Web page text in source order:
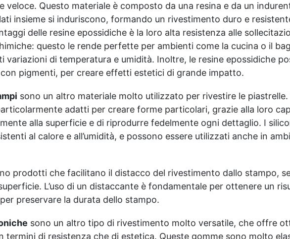
all'usura e
del colore negli
anni
estetica personalizzabile:
inclusi paillettes decorativi
per creare pavimenti con
effetti unici e brillanti.​​
Versatilità d'uso: adatto per
professionisti, hobbisti e
ambienti industriali che
richiedono pavimenti
superiore. La quantità di
flakes dipende dal design
scelto (copertura parziale o
totale). Il consumo
consigliato di 0,15–0,2 kg/m²
totale, è necessario
raddoppiare la quantità
consigliata. Sparta Top:
Consumo consigliato: 0,2
questa indicazione, poiché
la quantità del prodotto è
veloce. Questo materiale è composto da una resina e da un
insieme si induriscono, formando un rivestimento duro e
delle resine epossidiche è la loro alta resistenza alle
questo le rende perfette per ambienti come la cucina o il
variazioni di temperatura e umidità. Inoltre, le resine epossidiche
pigmenti, per creare effetti estetici di grande impatto.
sono un altro materiale molto utilizzato per rivestire le piastrelle.
adatti per creare forme particolari, grazie alla loro
alla superficie e di riprodurre fedelmente ogni dettaglio. I
al calore e all’umidità, e possono essere utilizzati anche in
prodotti che facilitano il distacco del rivestimento dallo stampo,
L’uso di un distaccante è fondamentale per ottenere un
preservare la durata dello stampo.
sono un altro tipo di rivestimento molto versatile, che offre
termini di resistenza che di estetica. Queste gomme sono molto